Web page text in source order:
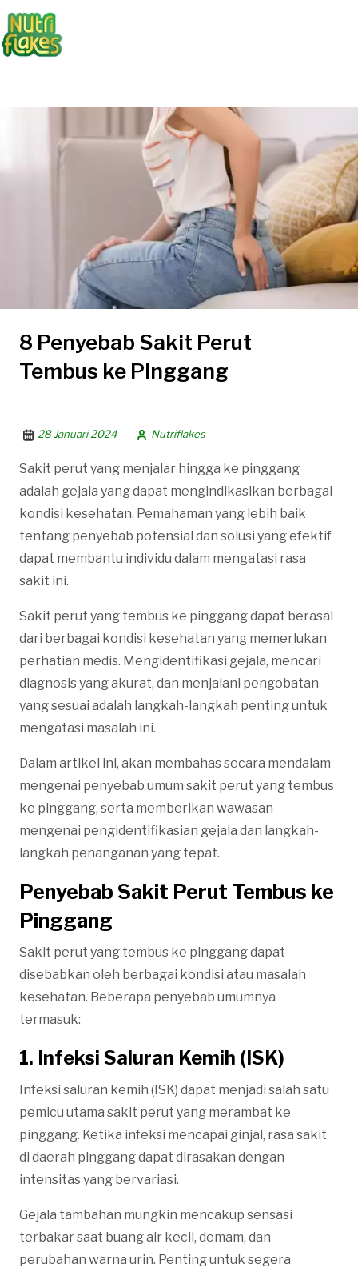
8 Penyebab Sakit Perut
Tembus ke Pinggang
28 Januari 2024 Nutriflakes
Sakit perut yang menjalar hingga ke pinggang
adalah gejala yang dapat mengindikasikan berbagai
kondisi kesehatan. Pemahaman yang lebih baik
tentang penyebab potensial dan solusi yang efektif
dapat membantu individu dalam mengatasi rasa
sakit ini.
Sakit perut yang tembus ke pinggang dapat berasal
dari berbagai kondisi kesehatan yang memerlukan
perhatian medis. Mengidentifikasi gejala, mencari
diagnosis yang akurat, dan menjalani pengobatan
yang sesuai adalah langkah-langkah penting untuk
mengatasi masalah ini.
Dalam artikel ini, akan membahas secara mendalam
mengenai penyebab umum sakit perut yang tembus
ke pinggang, serta memberikan wawasan
mengenai pengidentifikasian gejala dan langkah-
langkah penanganan yang tepat.
Penyebab Sakit Perut Tembus ke
Pinggang
Sakit perut yang tembus ke pinggang dapat
disebabkan oleh berbagai kondisi atau masalah
kesehatan. Beberapa penyebab umumnya
termasuk:
1. Infeksi Saluran Kemih (ISK)
Infeksi saluran kemih (ISK) dapat menjadi salah satu
pemicu utama sakit perut yang merambat ke
pinggang. Ketika infeksi mencapai ginjal, rasa sakit
di daerah pinggang dapat dirasakan dengan
intensitas yang bervariasi.
Gejala tambahan mungkin mencakup sensasi
terbakar saat buang air kecil, demam, dan
perubahan warna urin. Penting untuk segera